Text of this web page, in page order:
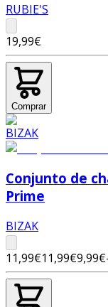
RUBIE'S
19,99€
Comprar
Conjunto de
Prime
BIZAK
11,99€11,99€9,99€